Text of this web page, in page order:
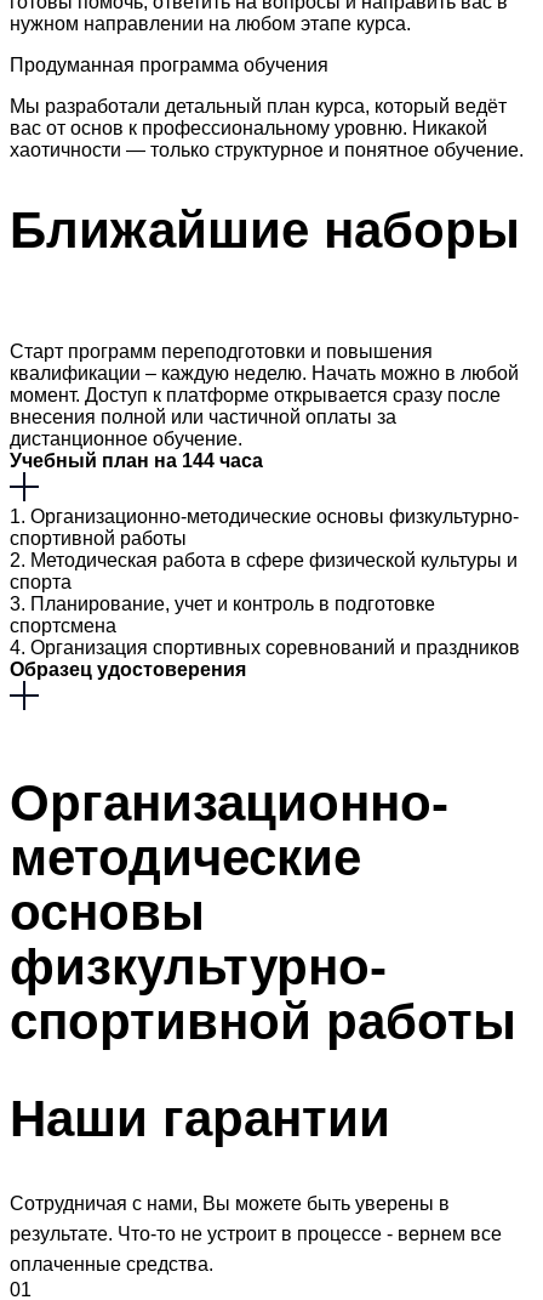
нужном направлении на любом этапе курса.
Продуманная программа обучения
Мы разработали детальный план курса, который ведёт
вас от основ к профессиональному уровню. Никакой
хаотичности — только структурное и понятное обучение.
Ближайшие наборы
Старт программ переподготовки и повышения
квалификации – каждую неделю. Начать можно в любой
момент. Доступ к платформе открывается сразу после
внесения полной или частичной оплаты за
дистанционное обучение.
Учебный план на 144 часа
1. Организационно-методические основы физкультурно-
спортивной работы
2. Методическая работа в сфере физической культуры и
спорта
3. Планирование, учет и контроль в подготовке
спортсмена
4. Организация спортивных соревнований и праздников
Образец удостоверения
Организационно-
методические
основы
физкультурно-
спортивной работы
Наши гарантии
Сотрудничая с нами, Вы можете быть уверены в
результате. Что-то не устроит в процессе - вернем все
оплаченные средства.
01